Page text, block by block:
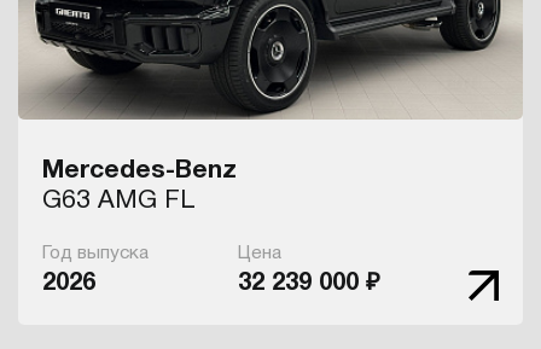
Mercedes-Benz
G63 AMG FL
Год выпуска
2026
Цена
32 239 000 ₽